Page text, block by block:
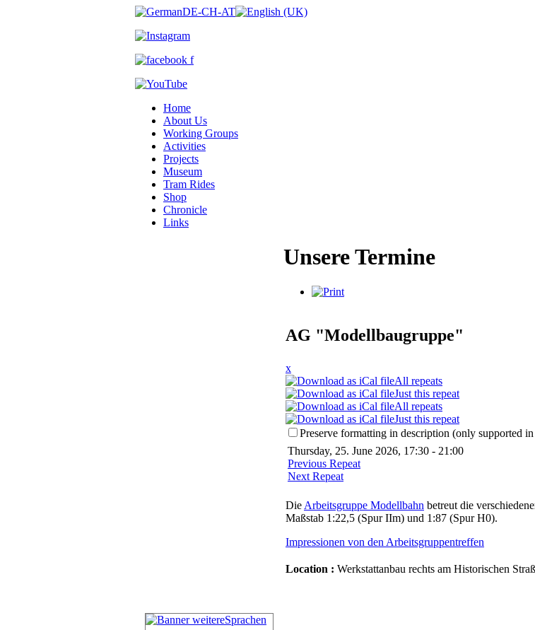
Home
About Us
Working Groups
Activities
Projects
Museum
Tram Rides
Shop
Chronicle
Links
Unsere Termine
AG "Modellbaugruppe"
x
All repeats
Just this repeat
All repeats
Just this repeat
Preserve formatting in description (only supported
Thursday, 25. June 2026, 17:30 - 21:00
Previous Repeat
Next Repeat
Die Arbeitsgruppe Modellbahn betreut die
Maßstab 1:22,5 (Spur IIm) und 1:87 (Spur H0).
Impressionen von den Arbeitsgruppentreffen
Location : Werkstattanbau rechts am Historischen